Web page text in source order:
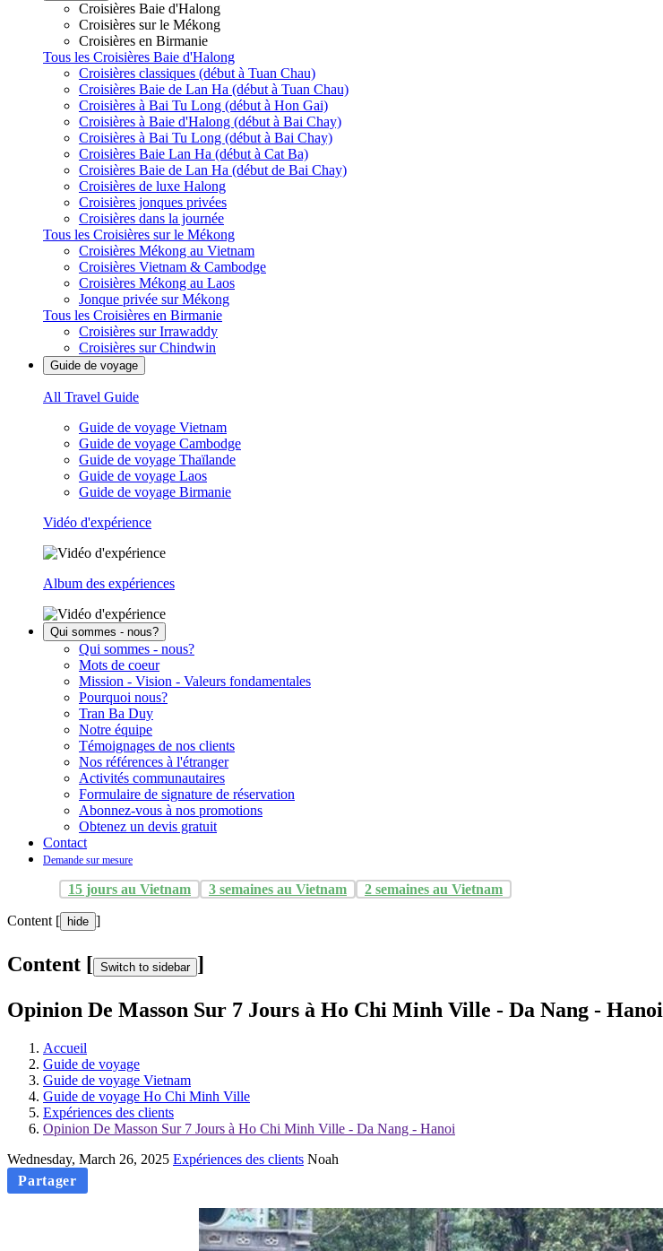
Croisières Baie d'Halong
Croisières sur le Mékong
Croisières en Birmanie
Tous les Croisières Baie d'Halong
Croisières classiques (début à Tuan Chau)
Croisières Baie de Lan Ha (début à Tuan Chau)
Croisières à Bai Tu Long (début à Hon Gai)
Croisières à Baie d'Halong (début à Bai Chay)
Croisières à Bai Tu Long (début à Bai Chay)
Croisières Baie Lan Ha (début à Cat Ba)
Croisières Baie de Lan Ha (début de Bai Chay)
Croisières de luxe Halong
Croisières jonques privées
Croisières dans la journée
Tous les Croisières sur le Mékong
Croisières Mékong au Vietnam
Croisières Vietnam & Cambodge
Croisières Mékong au Laos
Jonque privée sur Mékong
Tous les Croisières en Birmanie
Croisières sur Irrawaddy
Croisières sur Chindwin
Guide de voyage
All Travel Guide
Guide de voyage Vietnam
Guide de voyage Cambodge
Guide de voyage Thaïlande
Guide de voyage Laos
Guide de voyage Birmanie
Vidéo d'expérience
Album des expériences
Qui sommes - nous?
Qui sommes - nous?
Mots de coeur
Mission - Vision - Valeurs fondamentales
Pourquoi nous?
Tran Ba Duy
Notre équipe
Témoignages de nos clients
Nos références à l'étranger
Activités communautaires
Formulaire de signature de réservation
Abonnez-vous à nos promotions
Obtenez un devis gratuit
Contact
Demande sur mesure
15 jours au Vietnam 3 semaines au Vietnam 2 semaines au Vietnam
Content [ hide ]
Content [ Switch to sidebar ]
Opinion De Masson Sur 7 Jours à Ho Chi Minh Ville - Da Nang - Hanoi
Accueil
Guide de voyage
Guide de voyage Vietnam
Guide de voyage Ho Chi Minh Ville
Expériences des clients
Opinion De Masson Sur 7 Jours à Ho Chi Minh Ville - Da Nang - Hanoi
Wednesday, March 26, 2025 Expériences des clients Noah
Partager